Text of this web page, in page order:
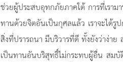
ช่วยผู้ประสบอุทกภัยภาคใต้ การที่เราม
ทานด้วยจิตอันเป็นกุศลแล้ว เราจะได้
สิ่งที่ปรารถนา มีบริวารที่ดี ทั้งยังว่าง่า
เป็นทานอันบริสุทธิ์ไม่กระทบผู้อื่น สมบั